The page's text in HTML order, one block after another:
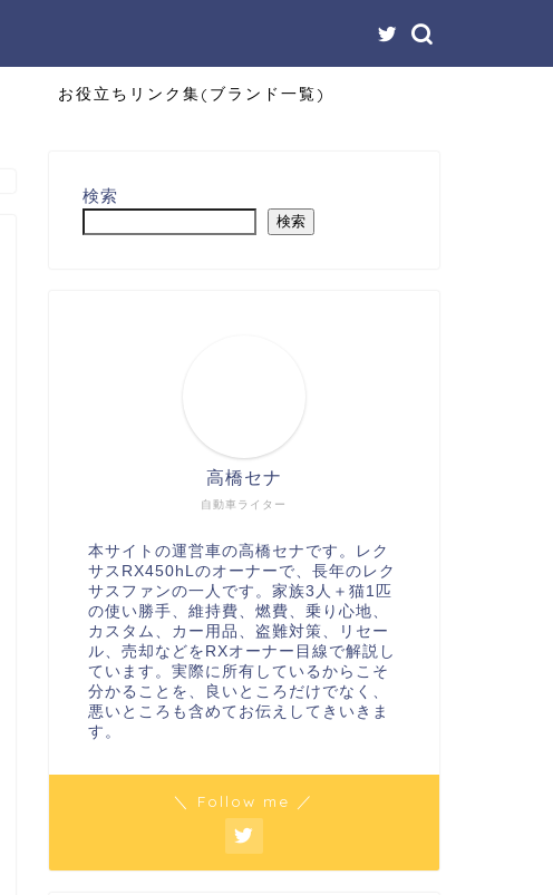
お役立ちリンク集(ブランド一覧)
検索
検索
自動車ライター
高橋セナ
本サイトの運営車の高橋セナです。レク
サスRX450hLのオーナーで、長年のレク
サスファンの一人です。家族3人＋猫1匹
の使い勝手、維持費、燃費、乗り心地、
カスタム、カー用品、盗難対策、リセー
ル、売却などをRXオーナー目線で解説し
ています。実際に所有しているからこそ
分かることを、良いところだけでなく、
悪いところも含めてお伝えしてきいきま
す。
＼ Follow me ／